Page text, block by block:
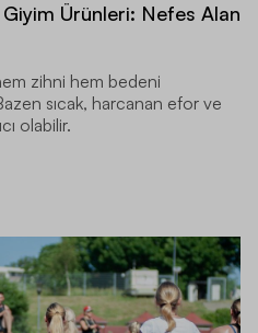
Ürünleri: Nefes Alan
zihni hem bedeni
sıcak, harcanan efor ve
olabilir.